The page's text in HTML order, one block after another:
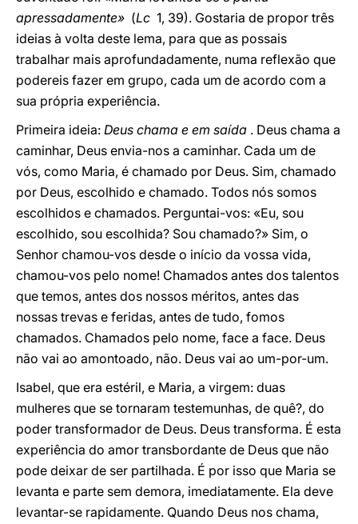
apressadamente» (Lc 1, 39). Gostaria de propor três
ideias à volta deste lema, para que as possais
trabalhar mais aprofundadamente, numa reflexão que
podereis fazer em grupo, cada um de acordo com a
sua própria experiência.
Primeira ideia: Deus chama e em saída . Deus chama a
caminhar, Deus envia-nos a caminhar. Cada um de
vós, como Maria, é chamado por Deus. Sim, chamado
por Deus, escolhido e chamado. Todos nós somos
escolhidos e chamados. Perguntai-vos: «Eu, sou
escolhido, sou escolhida? Sou chamado?» Sim, o
Senhor chamou-vos desde o início da vossa vida,
chamou-vos pelo nome! Chamados antes dos talentos
que temos, antes dos nossos méritos, antes das
nossas trevas e feridas, antes de tudo, fomos
chamados. Chamados pelo nome, face a face. Deus
não vai ao amontoado, não. Deus vai ao um-por-um.
Isabel, que era estéril, e Maria, a virgem: duas
mulheres que se tornaram testemunhas, de quê?, do
poder transformador de Deus. Deus transforma. É esta
experiência do amor transbordante de Deus que não
pode deixar de ser partilhada. É por isso que Maria se
levanta e parte sem demora, imediatamente. Ela deve
levantar-se rapidamente. Quando Deus nos chama,